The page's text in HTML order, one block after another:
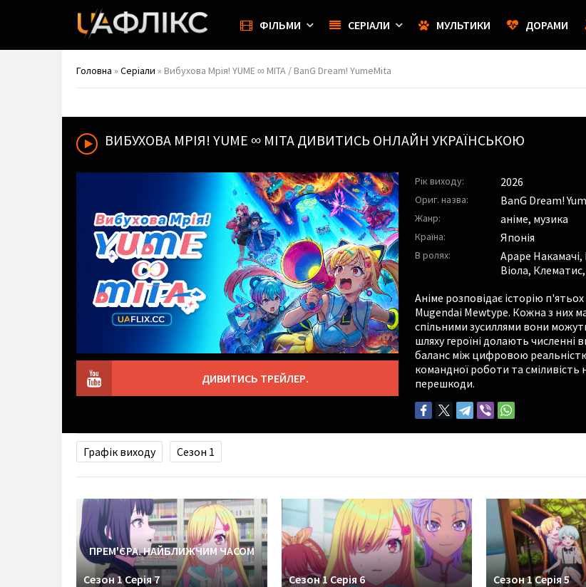
ФІЛЬМИ СЕРІАЛИ МУЛЬТИКИ ДОРАМИ
Головна » Серіали » Вибухова Мрія! YUME ∞ MITA / BanG Dream! YumeMita
ВИБУХОВА МРІЯ! YUME ∞ MITA ДИВИТИСЬ ОНЛАЙН УКРАЇНСЬКОЮ
ДИВИТИСЬ ТРЕЙЛЕР.
Рік виходу: 2026
Ориг. назва: BanG Dream!
Жанр: аніме, музика
Країна: Японія
В ролях: Араре Накамачі,
Віола, Клематис,
Аніме розповідає історію
Mugendai Mewtype. Кожна з них
спільними зусиллями вони
шляху героїні долають численні
баланс між цифровою
командної роботи та сміливість
перешкоди.
Графік виходу Сезон 1
ПРЕМ'ЄРА. НАЙБЛИЖЧИМ ЧАСОМ
Сезон 1 Серія 7
Сезон 1 Серія 6 Сезон 1 Серія 5